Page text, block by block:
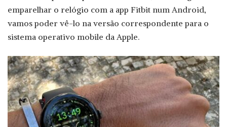
emparelhar o relógio com a app Fitbit num Android,
vamos poder vê-lo na versão correspondente para o
sistema operativo mobile da Apple.